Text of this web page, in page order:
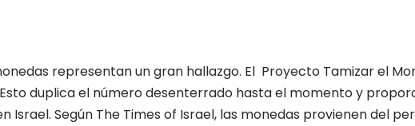
representan un gran hallazgo. El Proyecto Tamizar el
duplica el número desenterrado hasta el momento y
Israel. Según The Times of Israel, las monedas provienen del